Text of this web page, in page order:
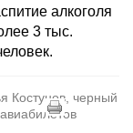
алкоголя
3 тыс.
Костунов, черный